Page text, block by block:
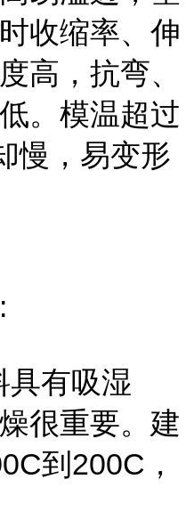
收缩率、伸
高，抗弯、
。模温超过
慢，易变形
具有吸湿
很重要。建
到200C，